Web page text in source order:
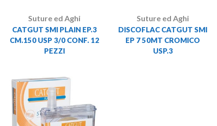
Suture ed Aghi
CATGUT SMI PLAIN EP.3
CM.150 USP 3/0 CONF. 12
PEZZI
Suture ed Aghi
DISCOFLAC CATGUT SMI
EP 7 50MT CROMICO
USP.3